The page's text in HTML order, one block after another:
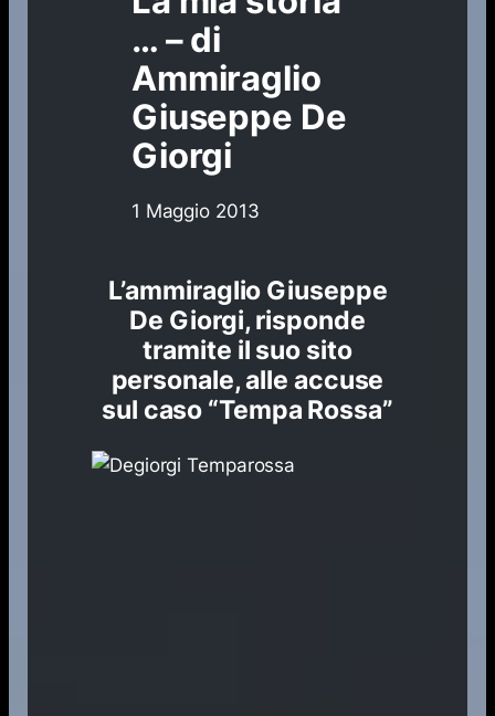
… – di
Ammiraglio
Giuseppe De
Giorgi
1 Maggio 2013
L’ammiraglio Giuseppe
De Giorgi, risponde
tramite il suo sito
personale, alle accuse
sul caso “Tempa Rossa”